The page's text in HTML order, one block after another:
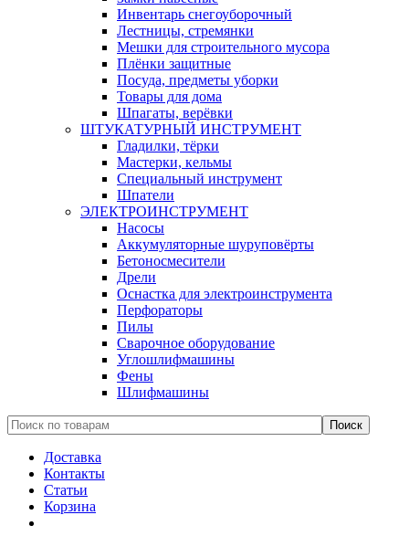
Инвентарь снегоуборочный
Лестницы, стремянки
Мешки для строительного мусора
Плёнки защитные
Посуда, предметы уборки
Товары для дома
Шпагаты, верёвки
ШТУКАТУРНЫЙ ИНСТРУМЕНТ
Гладилки, тёрки
Мастерки, кельмы
Специальный инструмент
Шпатели
ЭЛЕКТРОИНСТРУМЕНТ
Насосы
Аккумуляторные шуруповёрты
Бетоносмесители
Дрели
Оснастка для электроинструмента
Перфораторы
Пилы
Сварочное оборудование
Углошлифмашины
Фены
Шлифмашины
Доставка
Контакты
Статьи
Корзина